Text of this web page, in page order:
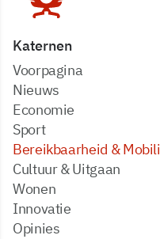
Katernen
Voorpagina
Nieuws
Economie
Sport
Bereikbaarheid &
Cultuur & Uitgaan
Wonen
Innovatie
Opinies